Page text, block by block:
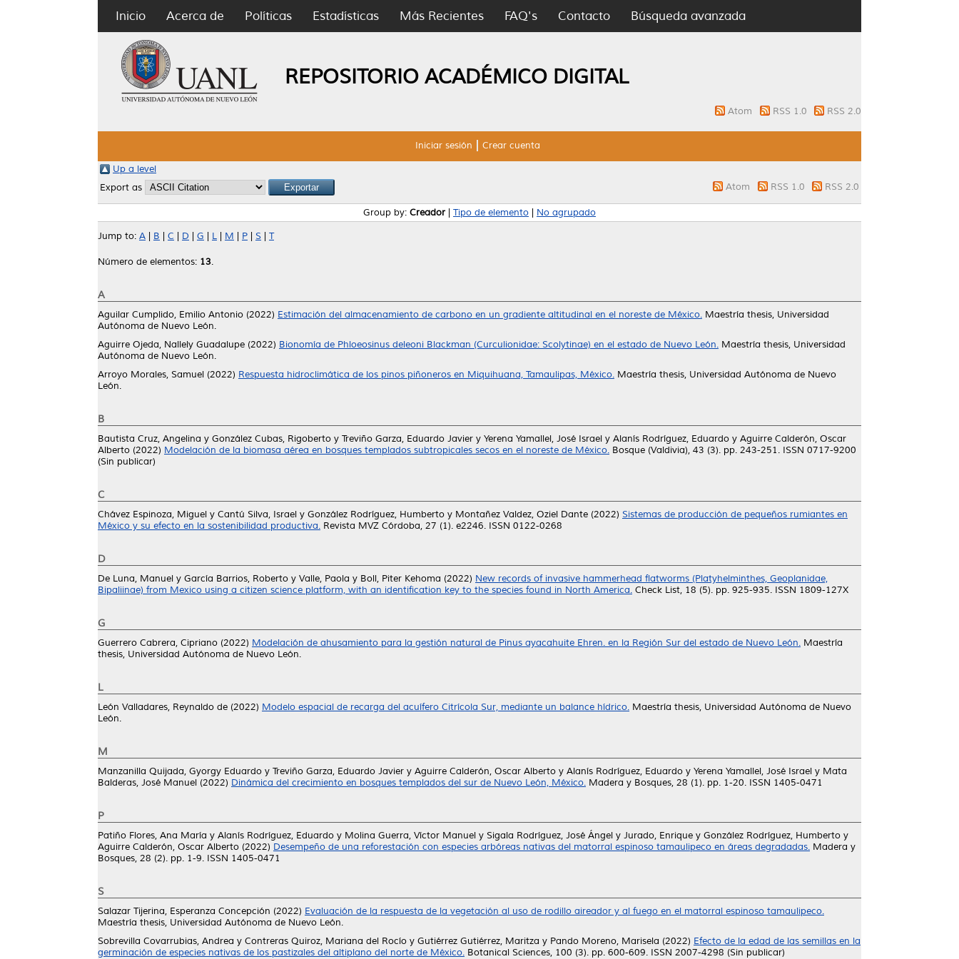
Inicio Acerca de Políticas Estadísticas Más Recientes FAQ's Contacto Búsqueda avanzada
REPOSITORIO ACADÉMICO DIGITAL
Atom RSS 1.0 RSS 2.0
Iniciar sesión Crear cuenta
Up a level
Export as
Atom RSS 1.0 RSS 2.0
Group by: Creador Tipo de elemento No agrupado
Jump to: A B C D G L M P S T
Número de elementos: 13.
A
Aguilar Cumplido, Emilio Antonio (2022) Estimación del almacenamiento de carbono en un gradiente altitudinal en el noreste de México. Maestría thesis, Universidad
Autónoma de Nuevo León.
Aguirre Ojeda, Nallely Guadalupe (2022) Bionomía de Phloeosinus deleoni Blackman (Curculionidae: Scolytinae) en el estado de Nuevo León. Maestría thesis, Universidad
Autónoma de Nuevo León.
Arroyo Morales, Samuel (2022) Respuesta hidroclimática de los pinos piñoneros en Miquihuana, Tamaulipas, México. Maestría thesis, Universidad Autónoma de Nuevo
León.
B
Bautista Cruz, Angelina y González Cubas, Rigoberto y Treviño Garza, Eduardo Javier y Yerena Yamallel, José Israel y Alanís Rodríguez, Eduardo y Aguirre Calderón, Oscar
Alberto (2022) Modelación de la biomasa aérea en bosques templados subtropicales secos en el noreste de México. Bosque (Valdivia), 43 (3). pp. 243-251. ISSN 0717-9200
(Sin publicar)
C
Chávez Espinoza, Miguel y Cantú Silva, Israel y González Rodríguez, Humberto y Montañez Valdez, Oziel Dante (2022) Sistemas de producción de pequeños rumiantes en
México y su efecto en la sostenibilidad productiva. Revista MVZ Córdoba, 27 (1). e2246. ISSN 0122-0268
D
De Luna, Manuel y García Barrios, Roberto y Valle, Paola y Boll, Piter Kehoma (2022) New records of invasive hammerhead flatworms (Platyhelminthes, Geoplanidae,
Bipaliinae) from Mexico using a citizen science platform, with an identification key to the species found in North America. Check List, 18 (5). pp. 925-935. ISSN 1809-127X
G
Guerrero Cabrera, Cipriano (2022) Modelación de ahusamiento para la gestión natural de Pinus ayacahuite Ehren. en la Región Sur del estado de Nuevo León. Maestría
thesis, Universidad Autónoma de Nuevo León.
L
León Valladares, Reynaldo de (2022) Modelo espacial de recarga del acuífero Citrícola Sur, mediante un balance hídrico. Maestría thesis, Universidad Autónoma de Nuevo
León.
M
Manzanilla Quijada, Gyorgy Eduardo y Treviño Garza, Eduardo Javier y Aguirre Calderón, Oscar Alberto y Alanís Rodríguez, Eduardo y Yerena Yamallel, José Israel y Mata
Balderas, José Manuel (2022) Dinámica del crecimiento en bosques templados del sur de Nuevo León, México. Madera y Bosques, 28 (1). pp. 1-20. ISSN 1405-0471
P
Patiño Flores, Ana María y Alanís Rodríguez, Eduardo y Molina Guerra, Víctor Manuel y Sigala Rodríguez, José Ángel y Jurado, Enrique y González Rodríguez, Humberto y
Aguirre Calderón, Oscar Alberto (2022) Desempeño de una reforestación con especies arbóreas nativas del matorral espinoso tamaulipeco en áreas degradadas. Madera y
Bosques, 28 (2). pp. 1-9. ISSN 1405-0471
S
Salazar Tijerina, Esperanza Concepción (2022) Evaluación de la respuesta de la vegetación al uso de rodillo aireador y al fuego en el matorral espinoso tamaulipeco.
Maestría thesis, Universidad Autónoma de Nuevo León.
Sobrevilla Covarrubias, Andrea y Contreras Quiroz, Mariana del Rocío y Gutiérrez Gutiérrez, Maritza y Pando Moreno, Marisela (2022) Efecto de la edad de las semillas en la
germinación de especies nativas de los pastizales del altiplano del norte de México. Botanical Sciences, 100 (3). pp. 600-609. ISSN 2007-4298 (Sin publicar)